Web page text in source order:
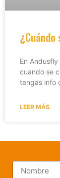
En
cuando se
tengas info
LEER MÁS